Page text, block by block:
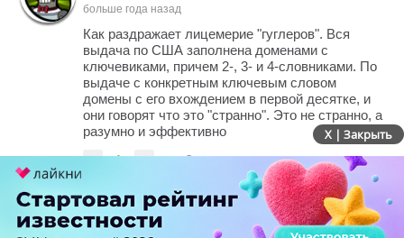
больше года назад
Как раздражает лицемерие "гуглеров". Вся
выдача по США заполнена доменами с
ключевиками, причем 2-, 3- и 4-словниками. По
выдаче с конкретным ключевым словом
домены с его вхождением в первой десятке, и
они говорят что это "странно". Это не странно, а
разумно и эффективно
- 1 + Ответить
X | Закрыть